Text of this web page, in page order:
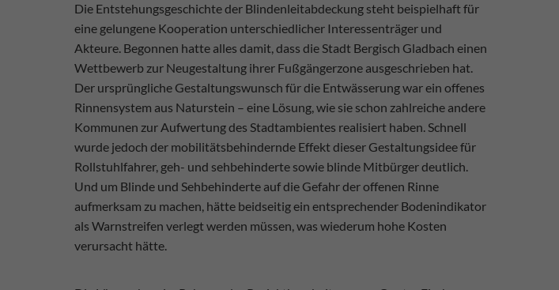
Die Entstehungsgeschichte der Blindenleitabdeckung steht beispielhaft für
eine gelungene Kooperation unterschiedlicher Interessenträger und
Akteure. Begonnen hatte alles damit, dass die Stadt Bergisch Gladbach einen
Wettbewerb zur Neugestaltung ihrer Fußgängerzone ausgeschrieben hat.
Der ursprüngliche Gestaltungswunsch für die Entwässerung war ein offenes
Rinnensystem aus Naturstein – eine Lösung, wie sie schon zahlreiche andere
Kommunen zur Aufwertung des Stadtambientes realisiert haben. Schnell
wurde jedoch der mobilitätsbehindernde Effekt dieser Gestaltungsidee für
Rollstuhlfahrer, geh- und sehbehinderte sowie blinde Mitbürger deutlich.
Und um Blinde und Sehbehinderte auf die Gefahr der offenen Rinne
aufmerksam zu machen, hätte beidseitig ein entsprechender Bodenindikator
als Warnstreifen verlegt werden müssen, was wiederum hohe Kosten
verursacht hätte.